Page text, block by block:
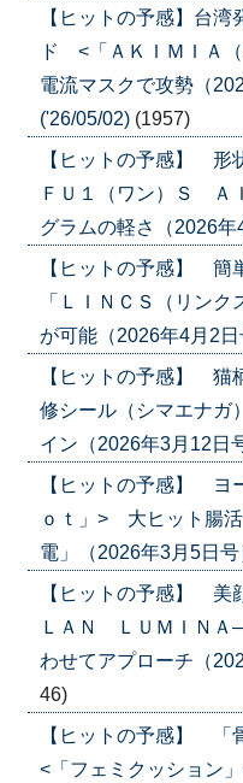
【ヒットの予感】台
ド <「ＡＫＩＭＩＡ
電流マスクで攻勢（
('26/05/02) (1957)
【ヒットの予感】 形
ＦＵ１（ワン）Ｓ Ａ
グラムの軽さ（2026
【ヒットの予感】 簡
「ＬＩＮＣＳ（リン
が可能（2026年4月2
【ヒットの予感】 猫
修シール（シマエナ
イン（2026年3月12日
【ヒットの予感】 ヨ
ｏｔ」> 大ヒット腸
電」（2026年3月5日
【ヒットの予感】 美
ＬＡＮ ＬＵＭＩＮ
わせてアプローチ（
46)
【ヒットの予感】 「
<「フェミクッション